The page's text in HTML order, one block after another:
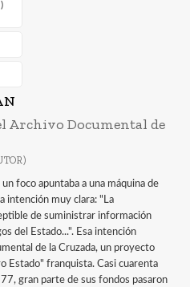
Archivo Documental de
foco apuntaba a una máquina de
intención muy clara: "La
de suministrar información
del Estado...". Esa intención
de la Cruzada, un proyecto
Estado" franquista. Casi cuarenta
gran parte de sus fondos pasaron